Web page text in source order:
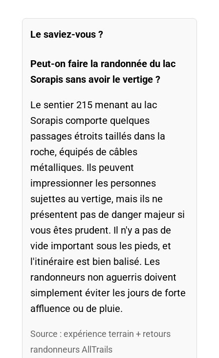
Le saviez-vous ?
Peut-on faire la randonnée du lac
Sorapis sans avoir le vertige ?
Le sentier 215 menant au lac
Sorapis comporte quelques
passages étroits taillés dans la
roche, équipés de câbles
métalliques. Ils peuvent
impressionner les personnes
sujettes au vertige, mais ils ne
présentent pas de danger majeur si
vous êtes prudent. Il n'y a pas de
vide important sous les pieds, et
l'itinéraire est bien balisé. Les
randonneurs non aguerris doivent
simplement éviter les jours de forte
affluence ou de pluie.
Source : expérience terrain + retours
randonneurs AllTrails